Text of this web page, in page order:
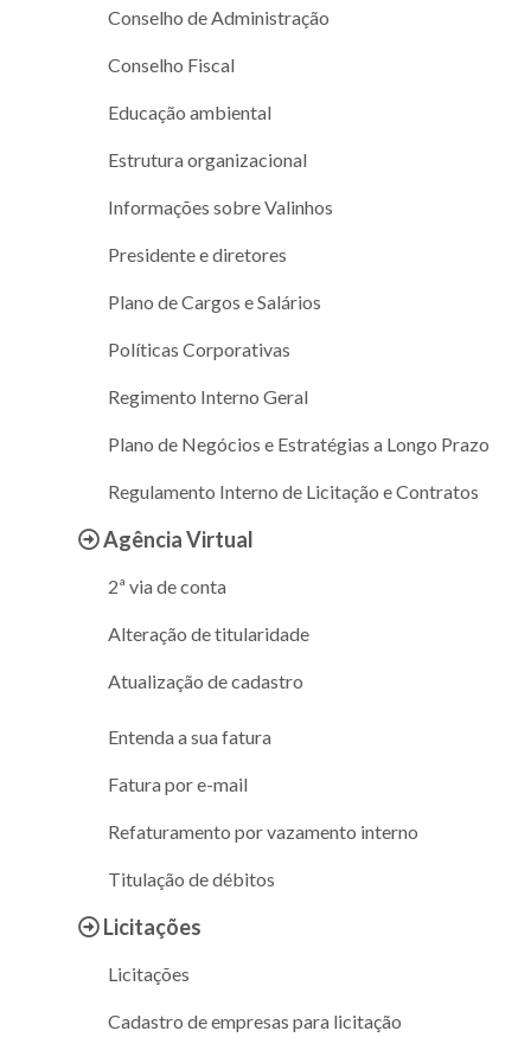
Conselho de Administração
Conselho Fiscal
Educação ambiental
Estrutura organizacional
Informações sobre Valinhos
Presidente e diretores
Plano de Cargos e Salários
Políticas Corporativas
Regimento Interno Geral
Plano de Negócios e Estratégias a Longo Prazo
Regulamento Interno de Licitação e Contratos
Agência Virtual
2ª via de conta
Alteração de titularidade
Atualização de cadastro
Entenda a sua fatura
Fatura por e-mail
Refaturamento por vazamento interno
Titulação de débitos
Licitações
Licitações
Cadastro de empresas para licitação